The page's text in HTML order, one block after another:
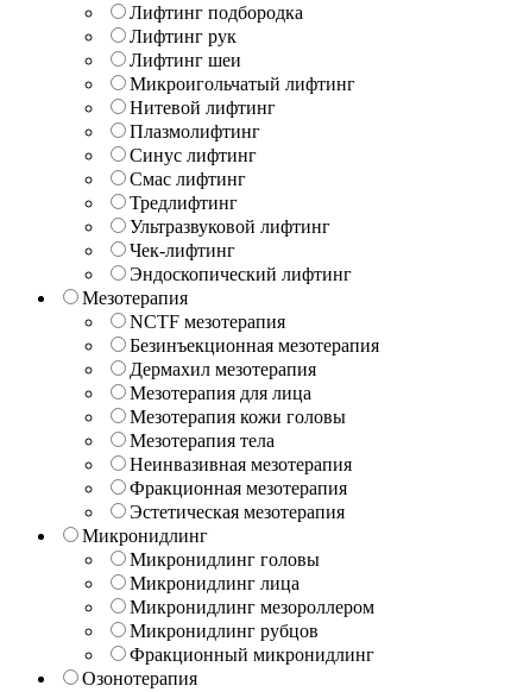
Лифтинг подбородка
Лифтинг рук
Лифтинг шеи
Микроигольчатый лифтинг
Нитевой лифтинг
Плазмолифтинг
Синус лифтинг
Смас лифтинг
Тредлифтинг
Ультразвуковой лифтинг
Чек-лифтинг
Эндоскопический лифтинг
Мезотерапия
NCTF мезотерапия
Безинъекционная мезотерапия
Дермахил мезотерапия
Мезотерапия для лица
Мезотерапия кожи головы
Мезотерапия тела
Неинвазивная мезотерапия
Фракционная мезотерапия
Эстетическая мезотерапия
Микронидлинг
Микронидлинг головы
Микронидлинг лица
Микронидлинг мезороллером
Микронидлинг рубцов
Фракционный микронидлинг
Озонотерапия